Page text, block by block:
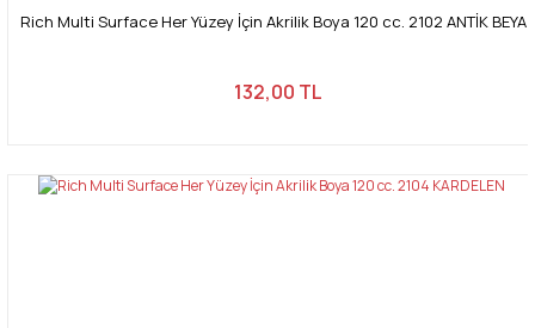
Rich Multi Surface Her Yüzey İçin Akrilik Boya 120 cc. 2102 ANTİK BEYAZ
132,00 TL